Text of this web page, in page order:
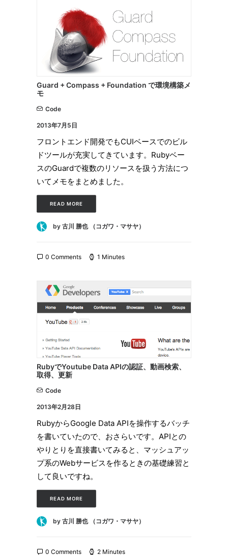
Guard + Compass + Foundation で環境構築メ
モ
Code
2013年7月5日
フロントエンド開発でもCUIベースでのビル
ドツールが充実してきています。Rubyベー
スのGuardで複数のリソースを扱う方法につ
いてメモをまとめました。
READ MORE
by 古川 勝也 （コガワ・マサヤ）
0 Comments 1 Minutes
RubyでYoutube Data APIの認証、動画検索、
取得、更新
Code
2013年2月28日
RubyからGoogle Data APIを操作するバッチ
を書いていたので、おさらいです。APIとの
やりとりを直接書いてみると、マッシュアッ
プ系のWebサービスを作るときの基礎練習と
して良いですね。
READ MORE
by 古川 勝也 （コガワ・マサヤ）
0 Comments 2 Minutes